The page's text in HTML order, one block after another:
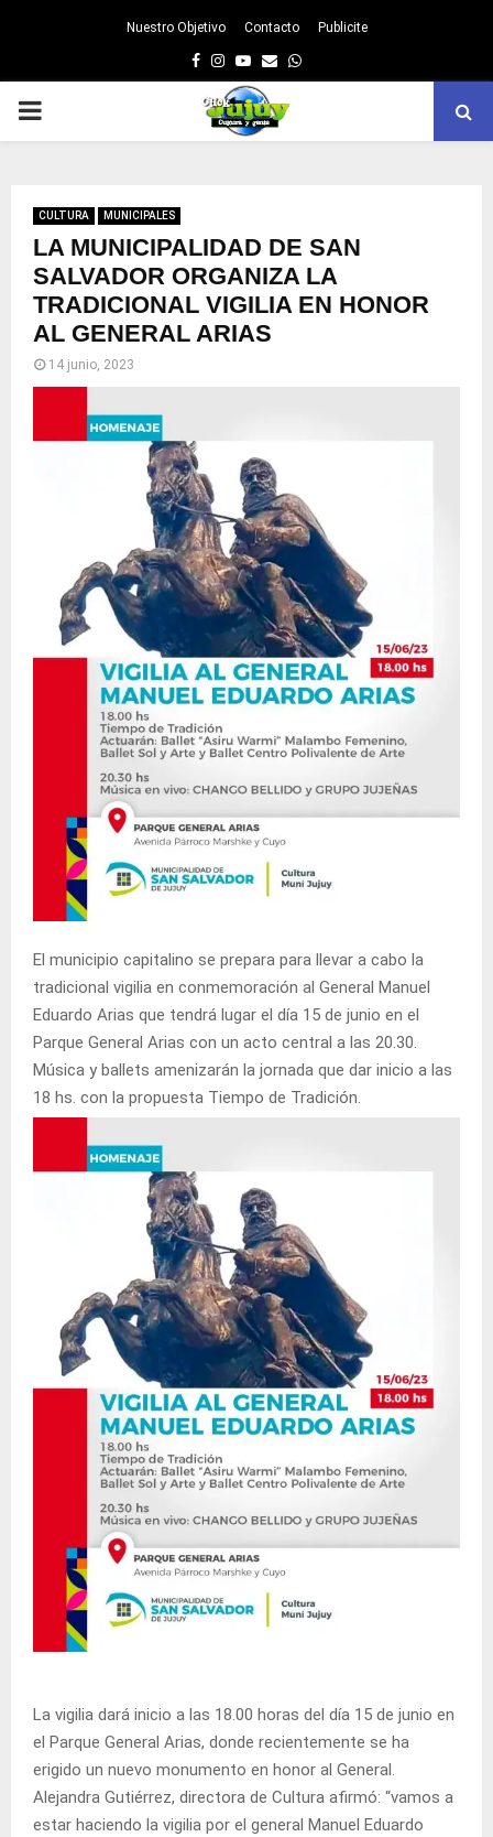
Nuestro Objetivo Contacto Publicite
Facebook
Instagram
Youtube
EmailWhatsapp
PRIMARY
CULTURA MUNICIPALES
LA MUNICIPALIDAD DE SAN
SALVADOR ORGANIZA LA
TRADICIONAL VIGILIA EN HONOR
AL GENERAL ARIAS
14 junio, 2023
El municipio capitalino se prepara para llevar a cabo la
tradicional vigilia en conmemoración al General Manuel
Eduardo Arias que tendrá lugar el día 15 de junio en el
Parque General Arias con un acto central a las 20.30.
Música y ballets amenizarán la jornada que dar inicio a las
18 hs. con la propuesta Tiempo de Tradición.
La vigilia dará inicio a las 18.00 horas del día 15 de junio en
el Parque General Arias, donde recientemente se ha
erigido un nuevo monumento en honor al General.
Alejandra Gutiérrez, directora de Cultura afirmó: “vamos a
estar haciendo la vigilia por el general Manuel Eduardo